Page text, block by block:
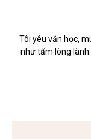
Tôi yêu văn học,
như tấm lòng